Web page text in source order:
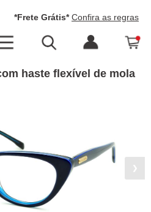
*Frete Grátis* Confira as regras
haste flexível de mola
❯